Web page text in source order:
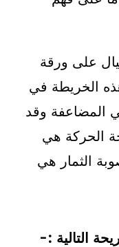
على ورقة
الخريطة في
المضاعفة وقد
الحركة هي
الثمار هي
التالية :-